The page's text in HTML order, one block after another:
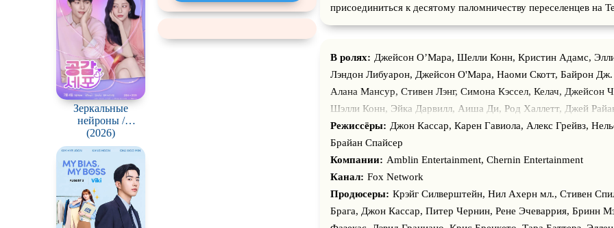
Зеркальные
нейроны /
Gonggapsepyo
(2026)
присоединиться к десятому паломничеству переселенцев на
В ролях: Джейсон О’Мара, Шелли Конн, Кристин Адамс,
Лэндон Либуарон, Джейсон О'Мара, Наоми Скотт, Байрон
Алана Мансур, Стивен Лэнг, Симона Кэссел, Келач, Джейсон
Шэлли Конн, Эйка Дарвилл, Аиша Ди, Род Халлетт, Джей
Дейвис, Кэролайн Росс, Роберт Колеби, Сэм Парсонсон, Джон
Джефф Бетанкорт, Кэролайн Брейзиер, Кристофер Соммерс,
Филлипс, Донн Арон, Майкл О’Халлоран, Крис Беттс, Дэвид
Гавиола, Катрин Миллер, Трэвис Фикетт, Пачаро Мзембе, Лес
Эткинсон, Леон Кэйн, Трой МакКайндер, Питер Ламб,
Дэвидсон, Мэттью Скалли, Алекс Пиндер, Эмилия Бёрнс,
Режиссёры: Джон Кассар, Карен Гавиола, Алекс Грейвз,
Брайан Спайсер
Компании: Amblin Entertainment, Chernin Entertainment
Канал: Fox Network
Продюсеры: Крэйг Силверштейн, Нил Ахерн мл., Стивен
Брага, Джон Кассар, Питер Чернин, Рене Эчеваррия, Бринн